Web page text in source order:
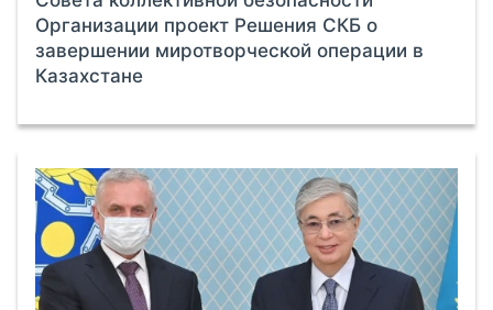
Организации проект Решения СКБ о
завершении миротворческой операции в
Казахстане